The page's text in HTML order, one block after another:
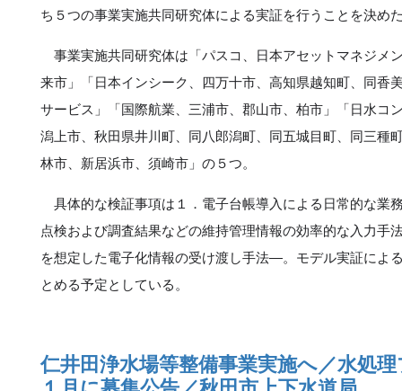
ち５つの事業実施共同研究体による実証を行うことを決め
事業実施共同研究体は「パスコ、日本アセットマネジメ
来市」「日本インシーク、四万十市、高知県越知町、同香
サービス」「国際航業、三浦市、郡山市、柏市」「日水コ
潟上市、秋田県井川町、同八郎潟町、同五城目町、同三種
林市、新居浜市、須崎市」の５つ。
具体的な検証事項は１．電子台帳導入による日常的な
点検および調査結果などの維持管理情報の効率的な入力
を想定した電子化情報の受け渡し手法―。モデル実証によ
とめる予定としている。
仁井田浄水場等整備事業実施へ／水処